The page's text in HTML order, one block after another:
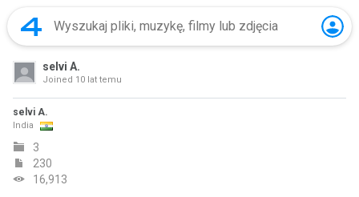
selvi A.
Joined 10 lat temu
selvi A.
India
3
230
16,913